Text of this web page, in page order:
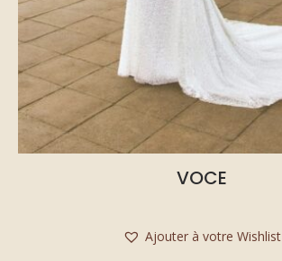
VOCE
Ajouter à votre Wishlist